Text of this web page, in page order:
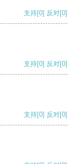
支持[0] 反对[0]
支持[0] 反对[0]
支持[0] 反对[0]